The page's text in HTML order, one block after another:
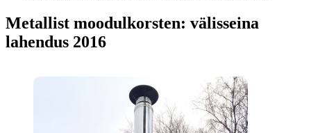
Metallist moodulkorsten: välisseina
lahendus 2016